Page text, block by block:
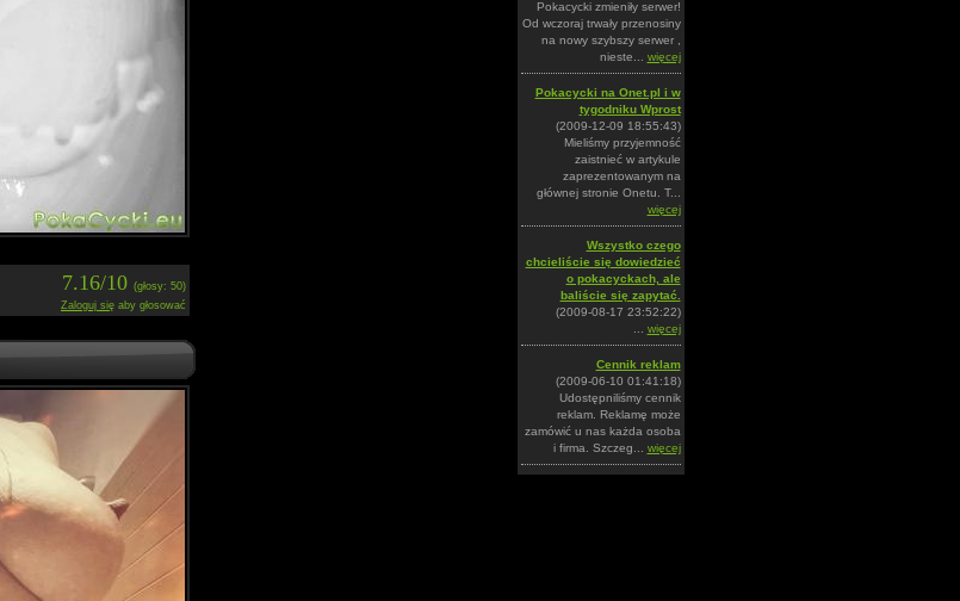
7.16/10 (głosy: 50)
Zaloguj się aby głosować
Pokacycki zmieniły serwer!
Od wczoraj trwały przenosiny
na nowy szybszy serwer ,
nieste... więcej
Pokacycki na Onet.pl i w
tygodniku Wprost
(2009-12-09 18:55:43)
Mieliśmy przyjemność
zaistnieć w artykule
zaprezentowanym na
głównej stronie Onetu. T...
więcej
Wszystko czego
chcieliście się dowiedzieć
o pokacyckach, ale
baliście się zapytać.
(2009-08-17 23:52:22)
więcej
Cennik reklam
(2009-06-10 01:41:18)
Udostępniliśmy cennik
reklam. Reklamę może
zamówić u nas każda osoba
i firma. Szczeg... więcej